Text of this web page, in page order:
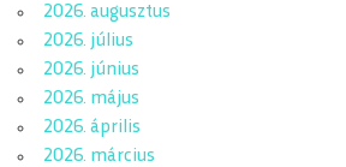
2026. augusztus
2026. július
2026. június
2026. május
2026. április
2026. március